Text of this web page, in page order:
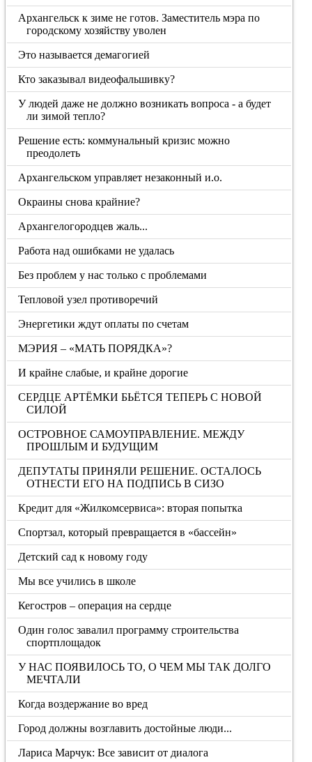
Архангельск к зиме не готов. Заместитель мэра по
городскому хозяйству уволен
Это называется демагогией
Кто заказывал видеофальшивку?
У людей даже не должно возникать вопроса - а будет
ли зимой тепло?
Решение есть: коммунальный кризис можно
преодолеть
Архангельском управляет незаконный и.о.
Окраины снова крайние?
Архангелогородцев жаль...
Работа над ошибками не удалась
Без проблем у нас только с проблемами
Тепловой узел противоречий
Энергетики ждут оплаты по счетам
МЭРИЯ – «МАТЬ ПОРЯДКА»?
И крайне слабые, и крайне дорогие
СЕРДЦЕ АРТЁМКИ БЬЁТСЯ ТЕПЕРЬ С НОВОЙ
СИЛОЙ
ОСТРОВНОЕ САМОУПРАВЛЕНИЕ. МЕЖДУ
ПРОШЛЫМ И БУДУЩИМ
ДЕПУТАТЫ ПРИНЯЛИ РЕШЕНИЕ. ОСТАЛОСЬ
ОТНЕСТИ ЕГО НА ПОДПИСЬ В СИЗО
Кредит для «Жилкомсервиса»: вторая попытка
Спортзал, который превращается в «бассейн»
Детский сад к новому году
Мы все учились в школе
Кегостров – операция на сердце
Один голос завалил программу строительства
спортплощадок
У НАС ПОЯВИЛОСЬ ТО, О ЧЕМ МЫ ТАК ДОЛГО
МЕЧТАЛИ
Когда воздержание во вред
Город должны возглавить достойные люди...
Лариса Марчук: Все зависит от диалога